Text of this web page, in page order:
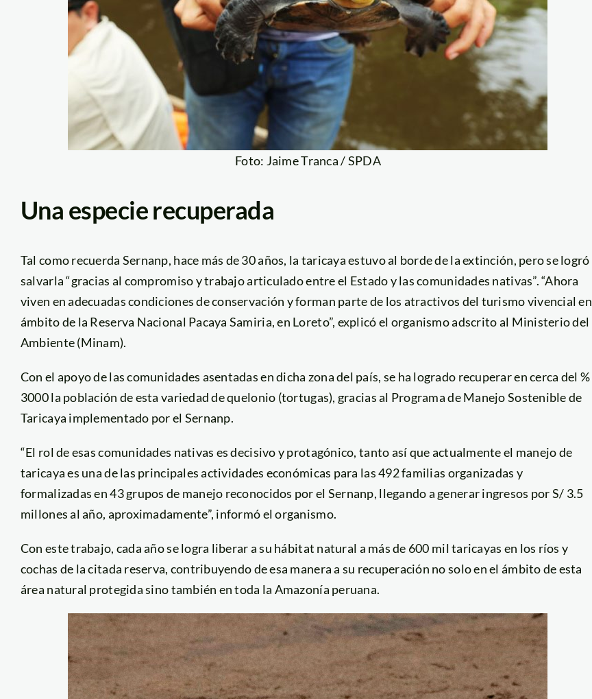
Foto: Jaime Tranca / SPDA
Una especie recuperada
Tal como recuerda Sernanp, hace más de 30 años, la taricaya estuvo al borde de la extinción, pero se logró
salvarla “gracias al compromiso y trabajo articulado entre el Estado y las comunidades nativas”. “Ahora
viven en adecuadas condiciones de conservación y forman parte de los atractivos del turismo vivencial en
ámbito de la Reserva Nacional Pacaya Samiria, en Loreto”, explicó el organismo adscrito al Ministerio del
Ambiente (Minam).
Con el apoyo de las comunidades asentadas en dicha zona del país, se ha logrado recuperar en cerca del %
3000 la población de esta variedad de quelonio (tortugas), gracias al Programa de Manejo Sostenible de
Taricaya implementado por el Sernanp.
“El rol de esas comunidades nativas es decisivo y protagónico, tanto así que actualmente el manejo de
taricaya es una de las principales actividades económicas para las 492 familias organizadas y
formalizadas en 43 grupos de manejo reconocidos por el Sernanp, llegando a generar ingresos por S/ 3.5
millones al año, aproximadamente”, informó el organismo.
Con este trabajo, cada año se logra liberar a su hábitat natural a más de 600 mil taricayas en los ríos y
cochas de la citada reserva, contribuyendo de esa manera a su recuperación no solo en el ámbito de esta
área natural protegida sino también en toda la Amazonía peruana.